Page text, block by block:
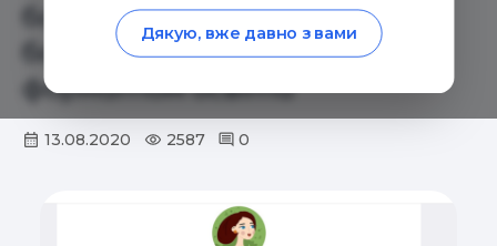
бота, який допоможе
батькам визначитися з
форматом освіти
13.08.2020 2587 0
Дякую, вже давно з вами